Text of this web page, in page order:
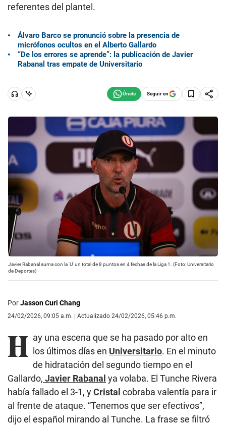
referentes del plantel.
Álvaro Barco se pronunció sobre la presencia de
micrófonos ocultos en el Alberto Gallardo
“De los errores se aprende”: la publicación de Javier
Rabanal tras empate de Universitario
Seguir en
Javier Rabanal suma con la 'U' un total de 8 puntos en 4 fechas de la Liga 1. (Foto: Universitario
de Deportes)
PorJasson Curi Chang
24/02/2026, 09:05 a.m. | Actualizado 24/02/2026, 05:46 p.m.
H ay una escena que se ha pasado por alto en
los últimos días en Universitario. En el minuto
de hidratación del segundo tiempo en el
Gallardo, Javier Rabanal ya volaba. El Tunche Rivera
había fallado el 3-1, yCristal cobraba valentía para ir
al frente de ataque. “Tenemos que ser efectivos”,
dijo el español mirando al Tunche. La frase se filtró